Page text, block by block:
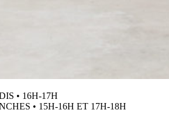
• 16H-17H
• 15H-16H ET 17H-18H